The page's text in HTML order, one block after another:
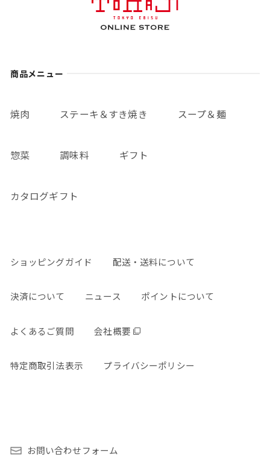
商品メニュー
焼肉 ステーキ＆すき焼き スープ＆麺
惣菜 調味料 ギフト
カタログギフト
ショッピングガイド 配送・送料について
決済について ニュース ポイントについて
よくあるご質問 会社概要
特定商取引法表示 プライバシーポリシー
お問い合わせフォーム